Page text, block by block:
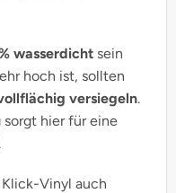
wasserdicht sein
hoch ist, sollten
versiegeln.
sorgt hier für eine
Vinyl auch